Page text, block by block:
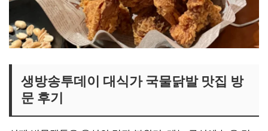
생방송투데이 대식가 국물닭발 맛집 방
문 후기